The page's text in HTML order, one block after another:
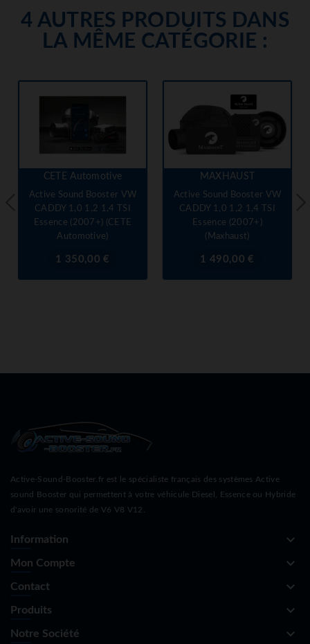
4 AUTRES PRODUITS DANS
LA MÊME CATÉGORIE :
CETE Automotive
Active Sound Booster VW
CADDY 1,0 1,2 1,4 TSI
Essence (2007+) (CETE
Automotive)
Prix1 350,00 €
MAXHAUST
Active Sound Booster VW
CADDY 1,0 1,2 1,4 TSI
Essence (2007+)
(Maxhaust)
Prix1 490,00 €
Active-Sound-Booster.fr est le spécialiste français des systèmes Active
sound Booster qui permettent à votre véhicule Diesel, Essence ou Hybride
d'avoir une sonorité de V6 V8 V12.
Information keyboard_arrow_down
Mon Compte keyboard_arrow_down
Contact keyboard_arrow_down
Produits keyboard_arrow_down
Notre Société keyboard_arrow_down